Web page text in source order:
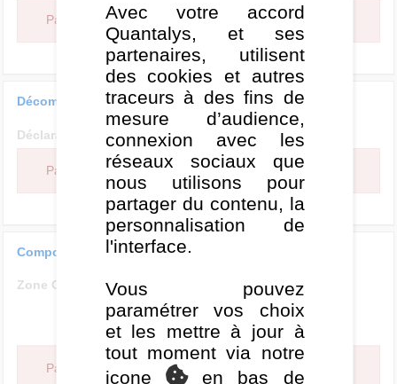
Pas d'analyse de style pour cette catégorie de produit.
Décomposition moyenne par émetteur
Déclaratif Statistiques
Pas d'analyse de style pour cette catégorie de produit.
Composition glissante 3 ans
Zone Géographique
Pas d'analyse de style pour cette catégorie de produit.
Avec votre accord
Quantalys, et ses
partenaires, utilisent
des cookies et autres
traceurs à des fins de
mesure d’audience,
connexion avec les
réseaux sociaux que
nous utilisons pour
partager du contenu, la
personnalisation de
l'interface.
Vous pouvez
paramétrer vos choix
et les mettre à jour à
tout moment via notre
icone
en bas de